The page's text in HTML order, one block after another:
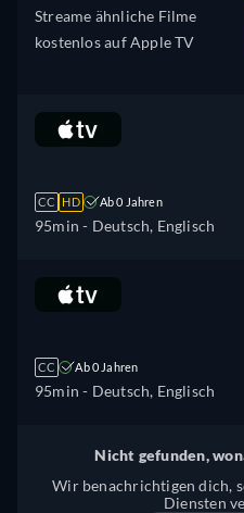
Portugiesisch, Portugiesisch
(Brasilien), Rumänisch,
Streame ähnliche Filme
kostenlos auf Apple TV
CC HD Ab 0 Jahren
95min - Deutsch, Englisch
CC Ab 0 Jahren
95min - Deutsch, Englisch
Nicht gefunden,
Wir benachrichtigen dich,
Diensten